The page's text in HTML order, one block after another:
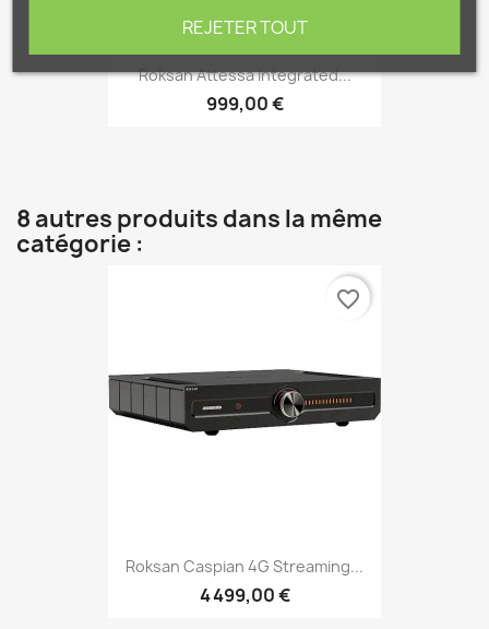
Roksan Attessa Integrated...
999,00 €
8 autres produits dans la même
catégorie :
Roksan Caspian 4G Streaming...
4 499,00 €
favorite_border
REJETER TOUT